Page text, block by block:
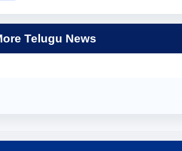
Telugu News